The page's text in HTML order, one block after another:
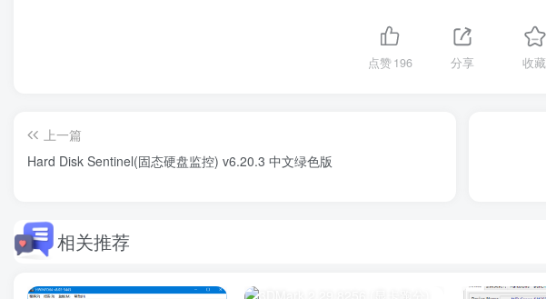
点赞196 分享 收藏
上一篇
Hard Disk Sentinel(固态硬盘监控) v6.20.3 中文绿色版
相关推荐